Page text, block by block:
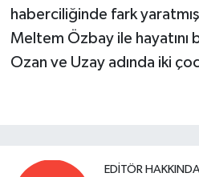
haberciliğinde fark
Meltem Özbay ile hayatını
Ozan ve Uzay adında iki
EDITÖR